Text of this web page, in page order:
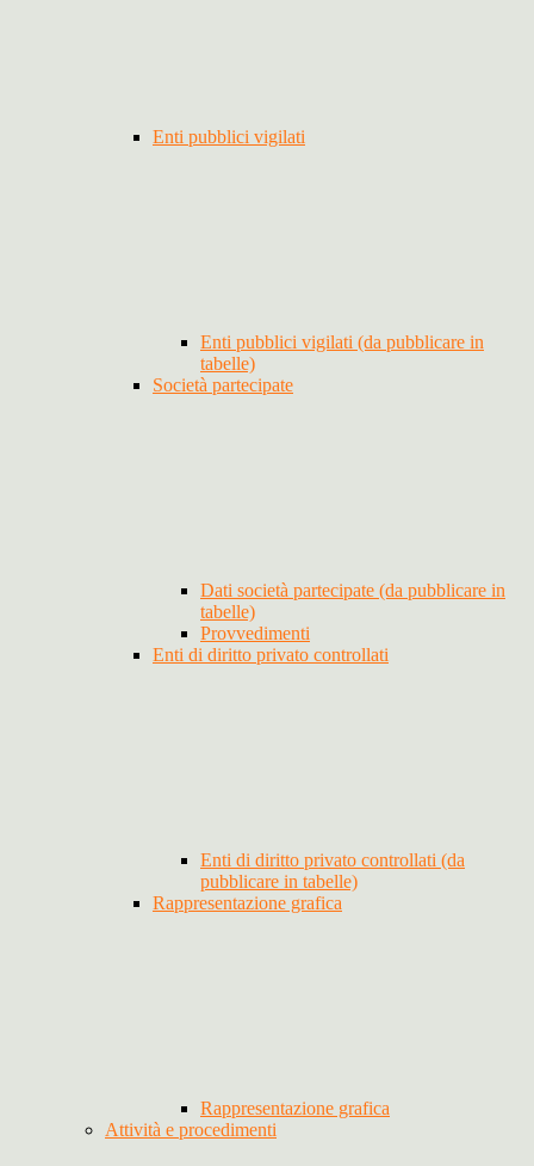
Enti pubblici vigilati
Enti pubblici vigilati (da pubblicare in
tabelle)
Società partecipate
Dati società partecipate (da pubblicare in
tabelle)
Provvedimenti
Enti di diritto privato controllati
Enti di diritto privato controllati (da
pubblicare in tabelle)
Rappresentazione grafica
Rappresentazione grafica
Attività e procedimenti